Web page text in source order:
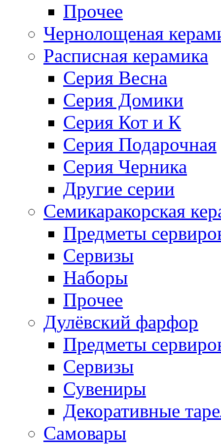
Прочее
Чернолощеная
Расписная керамика
Серия Весна
Серия Домики
Серия Кот и К
Серия Подарочная
Серия Черника
Другие серии
Семикаракорская
Предметы
Сервизы
Наборы
Прочее
Дулёвский фарфор
Предметы
Сервизы
Сувениры
Декоративные
Самовары